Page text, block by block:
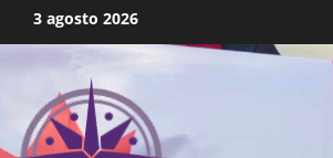
3 agosto 2026